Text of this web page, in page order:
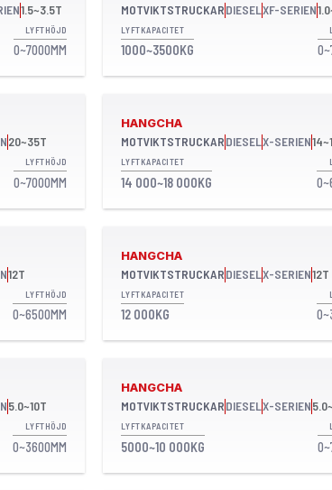
1.5~3.5T
LYFTHÖJD
0~7000MM
MOTVIKTSTRUCKARDIESELXF-SERIEN
LYFTKAPACITET
1000~3500KG
20~35T
LYFTHÖJD
0~7000MM
HANGCHA
MOTVIKTSTRUCKARDIESELX-SERIEN
LYFTKAPACITET
14 000~18 000KG
12T
LYFTHÖJD
0~6500MM
HANGCHA
MOTVIKTSTRUCKARDIESELX-SERIEN12T
LYFTKAPACITET
12 000KG
5.0~10T
LYFTHÖJD
0~3600MM
HANGCHA
MOTVIKTSTRUCKARDIESELX-SERIEN
LYFTKAPACITET
5000~10 000KG